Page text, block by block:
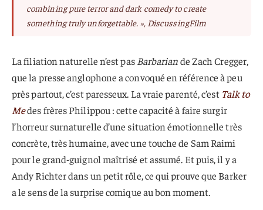
combining pure terror and dark comedy to create
something truly unforgettable. », DiscussingFilm
La filiation naturelle n’est pasBarbariande Zach Cregger,
que la presse anglophone a convoqué en référence à peu
près partout, c’est paresseux. La vraie parenté, c’est Talk to
Medes frères Philippou : cette capacité à faire surgir
l’horreur surnaturelle d’une situation émotionnelle très
concrète, très humaine, avec une touche de Sam Raimi
pour le grand-guignol maîtrisé et assumé. Et puis, il y a
Andy Richter dans un petit rôle, ce qui prouve que Barker
a le sens de la surprise comique au bon moment.